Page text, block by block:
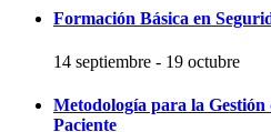
Formación Básica en
14 septiembre - 19 octubre
Metodología para la Gestión
Paciente